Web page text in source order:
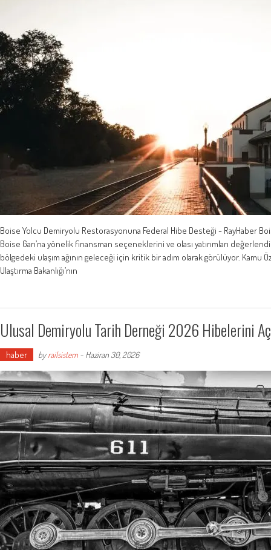
Boise Yolcu Demiryolu Restorasyonuna Federal Hibe Desteği - RayHaber
Boise Garı’na yönelik finansman seçeneklerini ve olası yatırımları
bölgedeki ulaşım ağının geleceği için kritik bir adım olarak görülüyor. Kamu
Ulaştırma Bakanlığı’nın
Ulusal Demiryolu Tarih Derneği 2026 Hibelerini
haber byrailsistem - Haziran 30, 2026